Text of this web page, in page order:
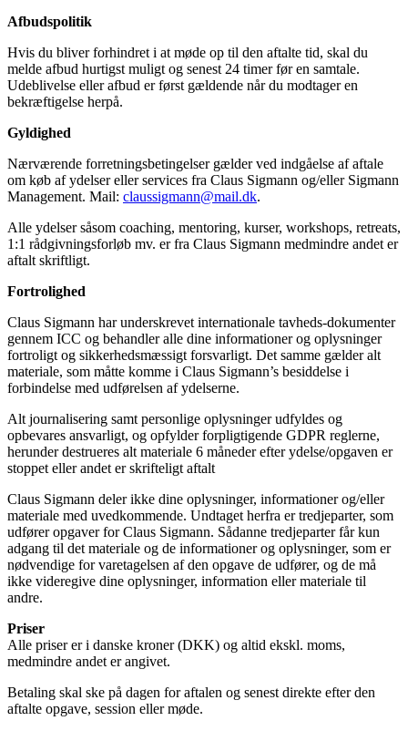
Afbudspolitik
Hvis du bliver forhindret i at møde op til den aftalte tid, skal du
melde afbud hurtigst muligt og senest 24 timer før en samtale.
Udeblivelse eller afbud er først gældende når du modtager en
bekræftigelse herpå.
Gyldighed
Nærværende forretningsbetingelser gælder ved indgåelse af aftale
om køb af ydelser eller services fra Claus Sigmann og/eller Sigmann
Management. Mail: claussigmann@mail.dk.
Alle ydelser såsom coaching, mentoring, kurser, workshops, retreats,
1:1 rådgivningsforløb mv. er fra Claus Sigmann medmindre andet er
aftalt skriftligt.
Fortrolighed
Claus Sigmann har underskrevet internationale tavheds-dokumenter
gennem ICC og behandler alle dine informationer og oplysninger
fortroligt og sikkerhedsmæssigt forsvarligt. Det samme gælder alt
materiale, som måtte komme i Claus Sigmann’s besiddelse i
forbindelse med udførelsen af ydelserne.
Alt journalisering samt personlige oplysninger udfyldes og
opbevares ansvarligt, og opfylder forpligtigende GDPR reglerne,
herunder destrueres alt materiale 6 måneder efter ydelse/opgaven er
stoppet eller andet er skrifteligt aftalt
Claus Sigmann deler ikke dine oplysninger, informationer og/eller
materiale med uvedkommende. Undtaget herfra er tredjeparter, som
udfører opgaver for Claus Sigmann. Sådanne tredjeparter får kun
adgang til det materiale og de informationer og oplysninger, som er
nødvendige for varetagelsen af den opgave de udfører, og de må
ikke videregive dine oplysninger, information eller materiale til
andre.
Priser
Alle priser er i danske kroner (DKK) og altid ekskl. moms,
medmindre andet er angivet.
Betaling skal ske på dagen for aftalen og senest direkte efter den
aftalte opgave, session eller møde.